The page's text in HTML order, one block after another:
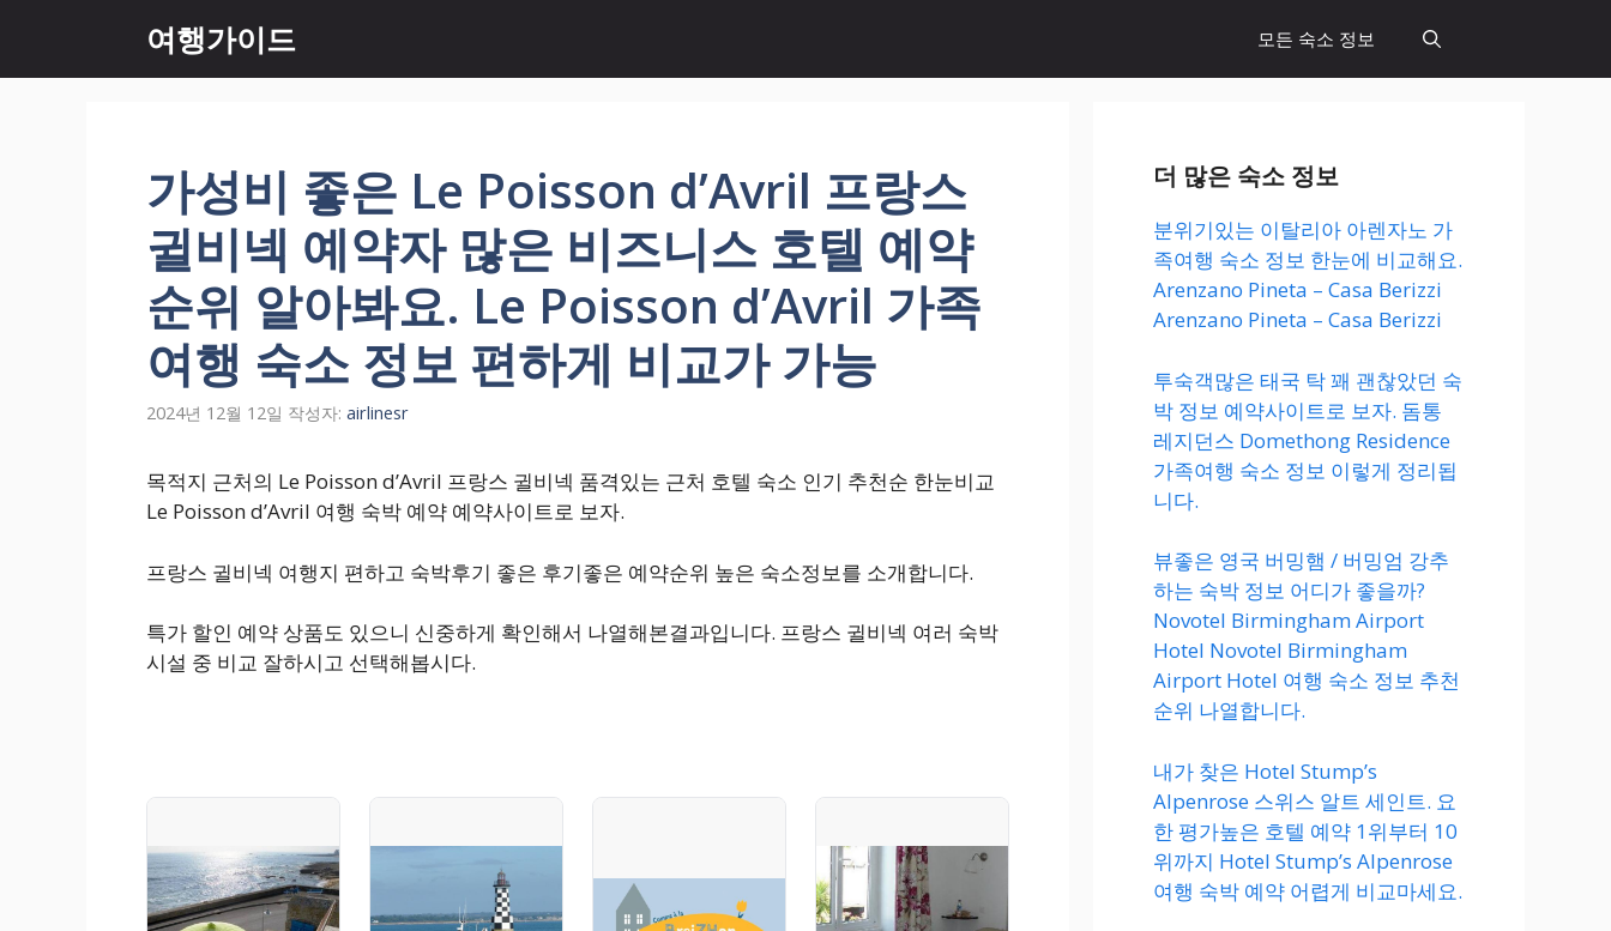
츠
여행가이드 모든 숙소 정보
가성비 좋은 Le Poisson d’Avril 프랑스
귈비넥 예약자 많은 비즈니스 호텔 예약
순위 알아봐요. Le Poisson d’Avril 가족
여행 숙소 정보 편하게 비교가 가능
2024년 12월 12일 작성자: airlinesr
목적지 근처의 Le Poisson d’Avril 프랑스 귈비넥 품격있는 근처 호텔 숙소 인기 추천순 한눈비교
Le Poisson d’Avril 여행 숙박 예약 예약사이트로 보자.
프랑스 귈비넥 여행지 편하고 숙박후기 좋은 후기좋은 예약순위 높은 숙소정보를 소개합니다.
특가 할인 예약 상품도 있으니 신중하게 확인해서 나열해본결과입니다. 프랑스 귈비넥 여러 숙박
시설 중 비교 잘하시고 선택해봅시다.
더 많은 숙소 정보
분위기있는 이탈리아 아렌자노 가
족여행 숙소 정보 한눈에 비교해요.
Arenzano Pineta – Casa Berizzi
Arenzano Pineta – Casa Berizzi
투숙객많은 태국 탁 꽤 괜찮았던 숙
박 정보 예약사이트로 보자. 돔통
레지던스 Domethong Residence
가족여행 숙소 정보 이렇게 정리됩
니다.
뷰좋은 영국 버밍햄 / 버밍엄 강추
하는 숙박 정보 어디가 좋을까?
Novotel Birmingham Airport
Hotel Novotel Birmingham
Airport Hotel 여행 숙소 정보 추천
순위 나열합니다.
내가 찾은 Hotel Stump’s
Alpenrose 스위스 알트 세인트. 요
한 평가높은 호텔 예약 1위부터 10
위까지 Hotel Stump’s Alpenrose
여행 숙박 예약 어렵게 비교마세요.